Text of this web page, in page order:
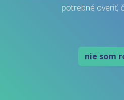
potrebné overiť,
nie som